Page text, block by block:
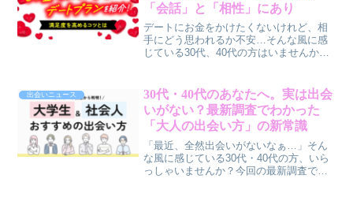
「会話」と「相性」にあり
デートにお金をかけたくないけれど、相
手にどう思われるか不安…そんな風に感
じている30代、40代の方はいませんか？
明らかになりました。今回の記事では、
その実態と満足度を高める秘訣を深掘り
します。
出会いニュース
30代・40代のあなたへ。実は出会
いがない？最新調査でわかった
「大人の出会い方」の新常識
「最近、全然出会いがないなぁ…」そん
な風に感じている30代・40代の方、いら
っしゃいませんか？今回の最新調査で、